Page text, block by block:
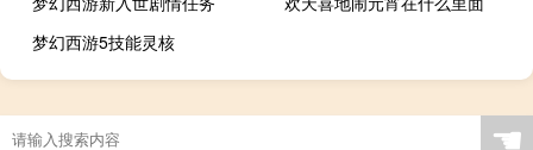
梦幻西游5技能灵核
☚